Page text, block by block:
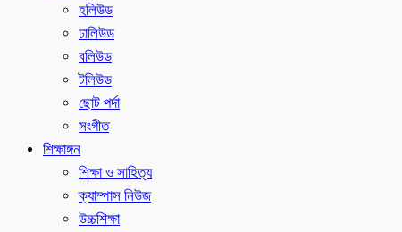
হলিউড
ঢালিউড
বলিউড
টলিউড
ছোট পর্দা
সংগীত
শিক্ষাঙ্গন
শিক্ষা ও সাহিত্য
ক্যাম্পাস নিউজ
উচ্চশিক্ষা